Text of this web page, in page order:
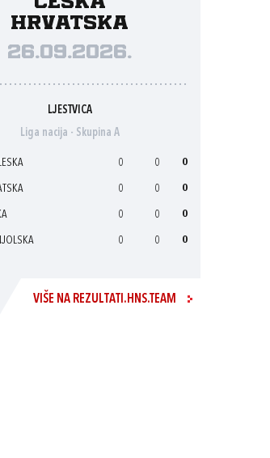
Hrvatska
26.09.2026.
LJESTVICA
Liga nacija - Skupina A
0 0 0
0 0 0
0 0 0
0 0 0
VIŠE NA REZULTATI.HNS.TEAM